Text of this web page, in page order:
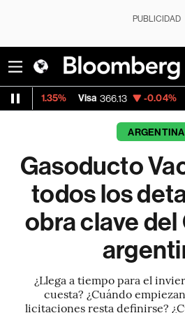
PUBLICIDAD
366.13 -0.04%
ARGENTINA
Gasoducto
todos los
obra clave
¿Llega a tiempo para el
cuesta? ¿Cuándo
licitaciones resta definirse?